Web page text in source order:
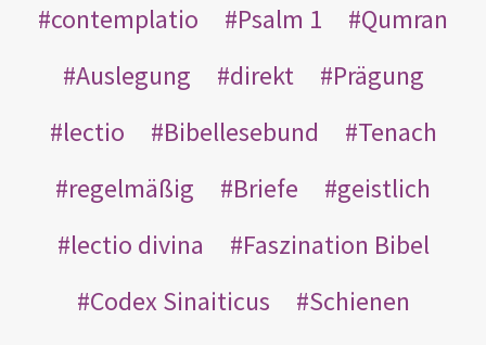
contemplatio
Psalm 1
Qumran
Auslegung
direkt
Prägung
lectio
Bibellesebund
Tenach
regelmäßig
Briefe
geistlich
lectio divina
Faszination Bibel
Codex Sinaiticus
Schienen